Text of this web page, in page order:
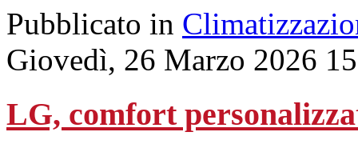
Pubblicato in
Giovedì, 26 Marzo 2026
LG, comfort